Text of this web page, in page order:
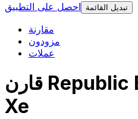
احصل على التطبيق
تبديل القائمة
مقارنة
مزودون
عملات
قارن Republic Bank EC مع
Xe